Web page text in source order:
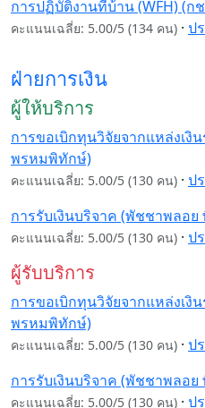
การปฏิบัติงานที่บ้าน (WFH) (ก
คะแนนเฉลี่ย: 5.00/5 (134 คน) · ป
ฝ่ายการเงิน
ผู้ให้บริการ
การขอเบิกทุนวิจัยจากแหล่งเงิ
พรหมพิทักษ์)
คะแนนเฉลี่ย: 5.00/5 (130 คน) · ป
การรับเงินบริจาค (พัชชาพลอ
คะแนนเฉลี่ย: 5.00/5 (130 คน) · ป
ผู้รับบริการ
การขอเบิกทุนวิจัยจากแหล่งเงิ
พรหมพิทักษ์)
คะแนนเฉลี่ย: 5.00/5 (130 คน) · ป
การรับเงินบริจาค (พัชชาพลอ
คะแนนเฉลี่ย: 5.00/5 (130 คน) · ป